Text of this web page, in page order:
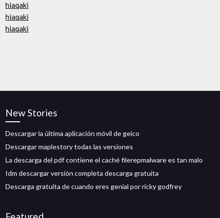
hiaqaki
hiaqaki
hiaqaki
New Stories
Descargar la última aplicación móvil de geico
Descargar maplestory todas las versiones
La descarga del pdf contiene el caché filerepmalware es tan malo
Idm descargar versión completa descarga gratuita
Descarga gratuita de cuando eres genial por ricky godfrey